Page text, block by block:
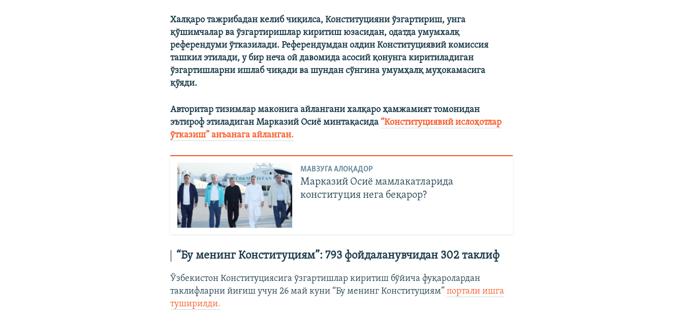
Халқаро тажрибадан келиб чиқилса, Конституцияни ўзгартириш, унга
қўшимчалар ва ўзгартиришлар киритиш юзасидан, одатда умумхалқ
референдуми ўтказилади. Референдумдан олдин Конституциявий комиссия
ташкил этилади, у бир неча ой давомида асосий қонунга киритиладиган
ўзгартишларни ишлаб чиқади ва шундан сўнгина умумҳалқ муҳокамасига
қўяди.
Авторитар тизимлар маконига айлангани халқаро ҳамжамият томонидан
эътироф этиладиган Марказий Осиё минтақасида“Конституциявий ислоҳотлар
ўтказиш” анъанага айланган.
МАВЗУГА АЛОҚАДОР
Марказий Осиё мамлакатларида
конституция нега беқарор?
“Бу менинг Конституциям”: 793 фойдаланувчидан 302 таклиф
Ўзбекистон Конституциясига ўзгартишлар киритиш бўйича фуқаролардан
таклифларни йиғиш учун 26 май куни “Бу менинг Конституциям”портали ишга
туширилди.